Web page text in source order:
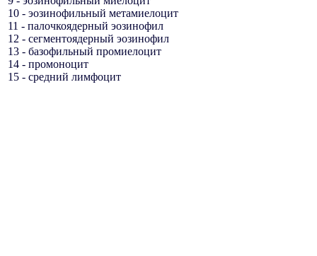
10 - эозинофильный метамиелоцит
11 - палочкоядерный эозинофил
12 - сегментоядерный эозинофил
13 - базофильный промиелоцит
14 - промоноцит
15 - средний лимфоцит